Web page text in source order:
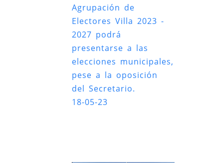
Agrupación de
Electores Villa 2023 -
2027 podrá
presentarse a las
elecciones municipales,
pese a la oposición
del Secretario.
18-05-23